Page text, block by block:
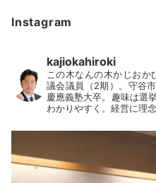
Instagram
kajiokahiroki
この木なんの木かじお
議会議員（2期）。守谷
慶應義塾大卒。趣味は選
わかりやすく。経営に理